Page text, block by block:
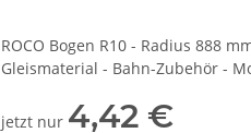
ROCO Bogen R10 - Radius 888
Gleismaterial - Bahn-Zubehör -
jetzt nur 4,42 €